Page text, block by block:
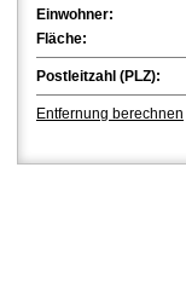
Einwohner:
Fläche:
Postleitzahl (PLZ):
Entfernung berechnen